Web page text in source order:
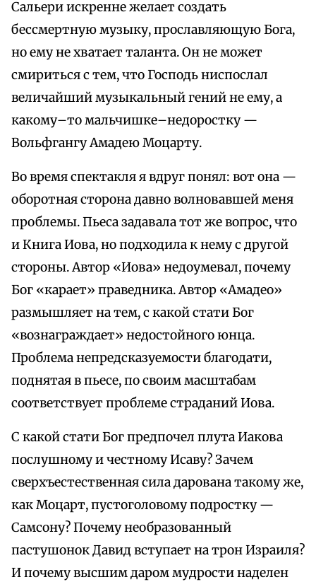
Сальери искренне желает создать
бессмертную музыку, прославляющую Бога,
но ему не хватает таланта. Он не может
смириться с тем, что Господь ниспослал
величайший музыкальный гений не ему, а
какому–то мальчишке–недоростку —
Вольфгангу Амадею Моцарту.
Во время спектакля я вдруг понял: вот она —
оборотная сторона давно волновавшей меня
проблемы. Пьеса задавала тот же вопрос, что
и Книга Иова, но подходила к нему с другой
стороны. Автор «Иова» недоумевал, почему
Бог «карает» праведника. Автор «Амадео»
размышляет на тем, с какой стати Бог
«вознаграждает» недостойного юнца.
Проблема непредсказуемости благодати,
поднятая в пьесе, по своим масштабам
соответствует проблеме страданий Иова.
С какой стати Бог предпочел плута Иакова
послушному и честному Исаву? Зачем
сверхъестественная сила дарована такому же,
как Моцарт, пустоголовому подростку —
Самсону? Почему необразованный
пастушонок Давид вступает на трон Израиля?
И почему высшим даром мудрости наделен